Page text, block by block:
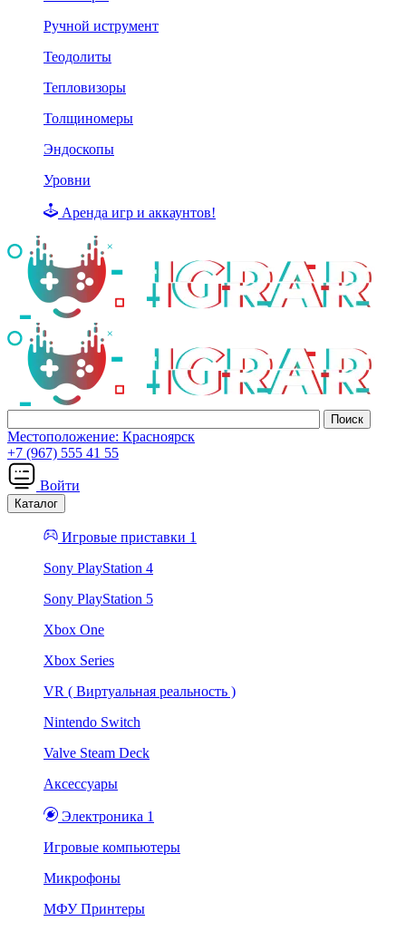
Ручной иструмент
Теодолиты
Тепловизоры
Толщиномеры
Эндоскопы
Уровни
Аренда игр и аккаунтов!
Местоположение: Красноярск
+7 (967) 555 41 55
Войти
Каталог
Игровые приставки 1
Sony PlayStation 4
Sony PlayStation 5
Xbox One
Xbox Series
VR ( Виртуальная реальность )
Nintendo Switch
Valve Steam Deck
Аксессуары
Электроника 1
Игровые компьютеры
Микрофоны
МФУ Принтеры